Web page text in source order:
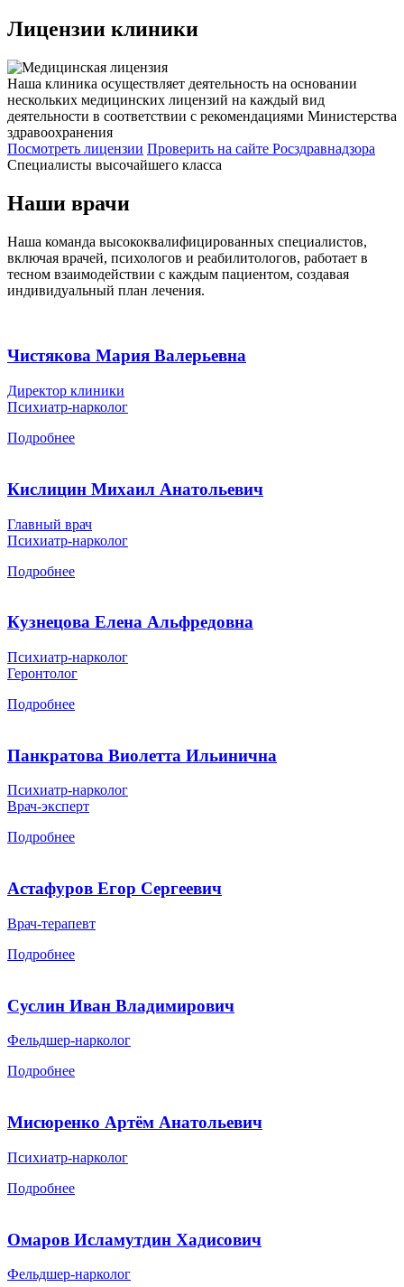
Лицензии клиники
Наша клиника осуществляет деятельность на основании
нескольких медицинских лицензий на каждый вид
деятельности в соответствии с рекомендациями Министерства
здравоохранения
Посмотреть лицензии Проверить на сайте Росздравнадзора
Специалисты высочайшего класса
Наши врачи
Наша команда высококвалифицированных специалистов,
включая врачей, психологов и реабилитологов, работает в
тесном взаимодействии с каждым пациентом, создавая
индивидуальный план лечения.
Чистякова Мария Валерьевна
Директор клиники
Психиатр-нарколог
Подробнее
Кислицин Михаил Анатольевич
Главный врач
Психиатр-нарколог
Подробнее
Кузнецова Елена Альфредовна
Психиатр-нарколог
Геронтолог
Подробнее
Панкратова Виолетта Ильинична
Психиатр-нарколог
Врач-эксперт
Подробнее
Астафуров Егор Сергеевич
Врач-терапевт
Подробнее
Суслин Иван Владимирович
Фельдшер-нарколог
Подробнее
Мисюренко Артём Анатольевич
Психиатр-нарколог
Подробнее
Омаров Исламутдин Хадисович
Фельдшер-нарколог